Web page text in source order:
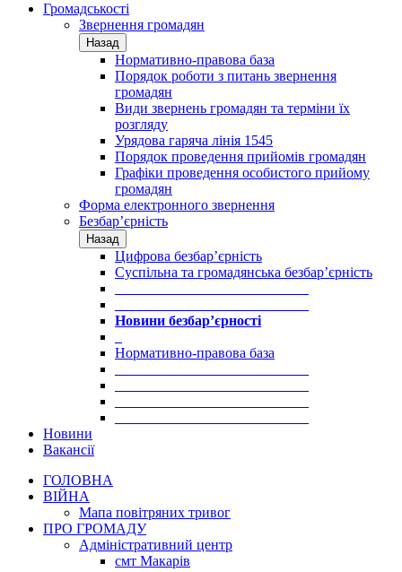
Громадськості
Звернення громадян
Назад
Нормативно-правова база
Порядок роботи з питань звернення
громадян
Види звернень громадян та терміни їх
розгляду
Урядова гаряча лінія 1545
Порядок проведення прийомів громадян
Графіки проведення особистого прийому
громадян
Форма електронного звернення
Безбар’єрність
Назад
Цифрова безбар’єрність
Суспільна та громадянська безбар’єрність
Новини безбар’єрності
Нормативно-правова база
Новини
Вакансії
ГОЛОВНА
ВІЙНА
Мапа повітряних тривог
ПРО ГРОМАДУ
Aдміністративний центр
смт Макарів